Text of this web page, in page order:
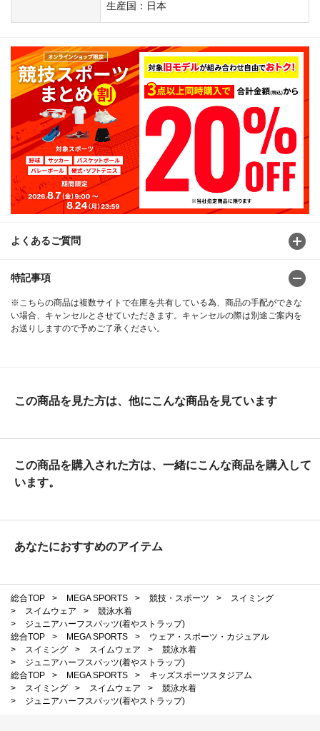
生産国：日本
よくあるご質問
特記事項
※こちらの商品は複数サイトで在庫を共有している為、商品の手配ができな
い場合、キャンセルとさせていただきます。キャンセルの際は別途ご案内を
お送りしますので予めご了承ください。
この商品を見た方は、他にこんな商品を見ています
この商品を購入された方は、一緒にこんな商品を購入して
います。
あなたにおすすめのアイテム
総合TOP > MEGA SPORTS > 競技・スポーツ >
スイミング
>
スイムウェア >
競泳水着
>
ジュニアハーフスパッツ(着やストラップ)
総合TOP
> MEGA SPORTS >
ウェア・スポーツ・カジュアル
>
スイミング > スイムウェア >
競泳水着
>
ジュニアハーフスパッツ(着やストラップ)
総合TOP
> MEGA SPORTS >
キッズスポーツスタジアム
>
スイミング > スイムウェア >
競泳水着
>
ジュニアハーフスパッツ(着やストラップ)